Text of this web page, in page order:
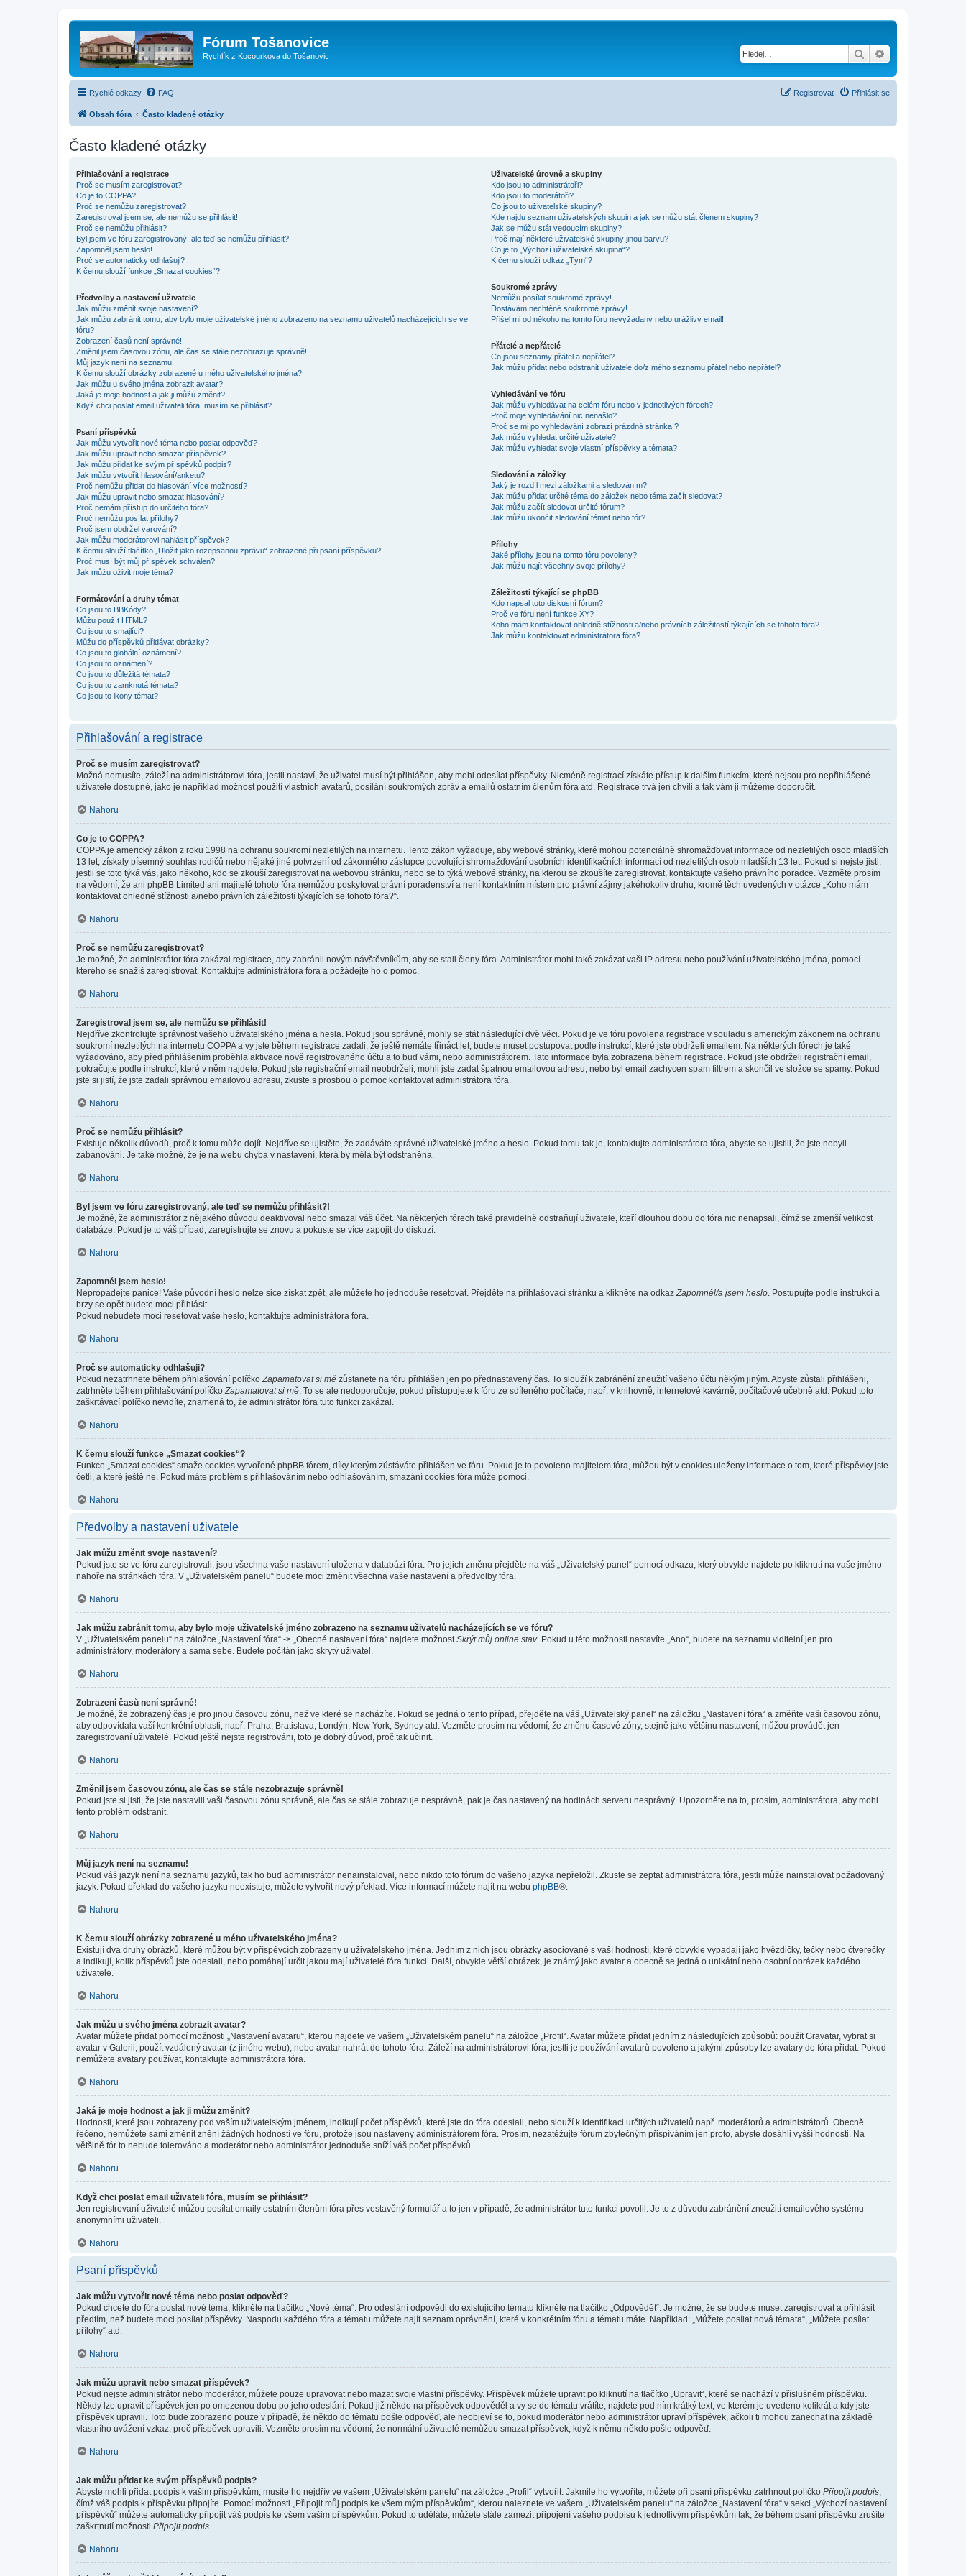
Fórum Tošanovice
Rychlík z Kocourkova do Tošanovic Hledat
Rychlé odkazy FAQ Přihlásit se
Registrovat
Obsah fóra Často kladené otázky
Často kladené otázky
Přihlašování a registrace
Proč se musím zaregistrovat?
Co je to COPPA?
Proč se nemůžu zaregistrovat?
Zaregistroval jsem se, ale nemůžu se přihlásit!
Proč se nemůžu přihlásit?
Byl jsem ve fóru zaregistrovaný, ale teď se nemůžu přihlásit?!
Zapomněl jsem heslo!
Proč se automaticky odhlašuji?
K čemu slouží funkce „Smazat cookies“?
Předvolby a nastavení uživatele
Jak můžu změnit svoje nastavení?
Jak můžu zabránit tomu, aby bylo moje uživatelské jméno zobrazeno na seznamu uživatelů nacházejících se ve
fóru?
Zobrazení časů není správné!
Změnil jsem časovou zónu, ale čas se stále nezobrazuje správně!
Můj jazyk není na seznamu!
K čemu slouží obrázky zobrazené u mého uživatelského jména?
Jak můžu u svého jména zobrazit avatar?
Jaká je moje hodnost a jak ji můžu změnit?
Když chci poslat email uživateli fóra, musím se přihlásit?
Psaní příspěvků
Jak můžu vytvořit nové téma nebo poslat odpověď?
Jak můžu upravit nebo smazat příspěvek?
Jak můžu přidat ke svým příspěvků podpis?
Jak můžu vytvořit hlasování/anketu?
Proč nemůžu přidat do hlasování více možností?
Jak můžu upravit nebo smazat hlasování?
Proč nemám přístup do určitého fóra?
Proč nemůžu posílat přílohy?
Proč jsem obdržel varování?
Jak můžu moderátorovi nahlásit příspěvek?
K čemu slouží tlačítko „Uložit jako rozepsanou zprávu“ zobrazené při psaní příspěvku?
Proč musí být můj příspěvek schválen?
Jak můžu oživit moje téma?
Formátování a druhy témat
Co jsou to BBKódy?
Můžu použít HTML?
Co jsou to smajlíci?
Můžu do příspěvků přidávat obrázky?
Co jsou to globální oznámení?
Co jsou to oznámení?
Co jsou to důležitá témata?
Co jsou to zamknutá témata?
Co jsou to ikony témat?
Uživatelské úrovně a skupiny
Kdo jsou to administrátoři?
Kdo jsou to moderátoři?
Co jsou to uživatelské skupiny?
Kde najdu seznam uživatelských skupin a jak se můžu stát členem skupiny?
Jak se můžu stát vedoucím skupiny?
Proč mají některé uživatelské skupiny jinou barvu?
Co je to „Výchozí uživatelská skupina“?
K čemu slouží odkaz „Tým“?
Soukromé zprávy
Nemůžu posílat soukromé zprávy!
Dostávám nechtěné soukromé zprávy!
Přišel mi od někoho na tomto fóru nevyžádaný nebo urážlivý email!
Přátelé a nepřátelé
Co jsou seznamy přátel a nepřátel?
Jak můžu přidat nebo odstranit uživatele do/z mého seznamu přátel nebo nepřátel?
Vyhledávání ve fóru
Jak můžu vyhledávat na celém fóru nebo v jednotlivých fórech?
Proč moje vyhledávání nic nenašlo?
Proč se mi po vyhledávání zobrazí prázdná stránka!?
Jak můžu vyhledat určité uživatele?
Jak můžu vyhledat svoje vlastní příspěvky a témata?
Sledování a záložky
Jaký je rozdíl mezi záložkami a sledováním?
Jak můžu přidat určité téma do záložek nebo téma začít sledovat?
Jak můžu začít sledovat určité fórum?
Jak můžu ukončit sledování témat nebo fór?
Přílohy
Jaké přílohy jsou na tomto fóru povoleny?
Jak můžu najít všechny svoje přílohy?
Záležitosti týkající se phpBB
Kdo napsal toto diskusní fórum?
Proč ve fóru není funkce XY?
Koho mám kontaktovat ohledně stížnosti a/nebo právních záležitostí týkajících se tohoto fóra?
Jak můžu kontaktovat administrátora fóra?
Přihlašování a registrace
Proč se musím zaregistrovat?
Možná nemusíte, záleží na administrátorovi fóra, jestli nastaví, že uživatel musí být přihlášen, aby mohl odesílat příspěvky. Nicméně registrací získáte přístup k dalším funkcím, které nejsou pro nepřihlášené
uživatele dostupné, jako je například možnost použití vlastních avatarů, posílání soukromých zpráv a emailů ostatním členům fóra atd. Registrace trvá jen chvíli a tak vám ji můžeme doporučit.
Nahoru
Co je to COPPA?
COPPA je americký zákon z roku 1998 na ochranu soukromí nezletilých na internetu. Tento zákon vyžaduje, aby webové stránky, které mohou potenciálně shromažďovat informace od nezletilých osob mladších
13 let, získaly písemný souhlas rodičů nebo nějaké jiné potvrzení od zákonného zástupce povolující shromažďování osobních identifikačních informací od nezletilých osob mladších 13 let. Pokud si nejste jisti,
jestli se toto týká vás, jako někoho, kdo se zkouší zaregistrovat na webovou stránku, nebo se to týká webové stránky, na kterou se zkoušíte zaregistrovat, kontaktujte vašeho právního poradce. Vezměte prosím
na vědomí, že ani phpBB Limited ani majitelé tohoto fóra nemůžou poskytovat právní poradenství a není kontaktním místem pro právní zájmy jakéhokoliv druhu, kromě těch uvedených v otázce „Koho mám
kontaktovat ohledně stížnosti a/nebo právních záležitostí týkajících se tohoto fóra?“.
Nahoru
Proč se nemůžu zaregistrovat?
Je možné, že administrátor fóra zakázal registrace, aby zabránil novým návštěvníkům, aby se stali členy fóra. Administrátor mohl také zakázat vaši IP adresu nebo používání uživatelského jména, pomocí
kterého se snažíš zaregistrovat. Kontaktujte administrátora fóra a požádejte ho o pomoc.
Nahoru
Zaregistroval jsem se, ale nemůžu se přihlásit!
Nejdříve zkontrolujte správnost vašeho uživatelského jména a hesla. Pokud jsou správné, mohly se stát následující dvě věci. Pokud je ve fóru povolena registrace v souladu s americkým zákonem na ochranu
soukromí nezletilých na internetu COPPA a vy jste během registrace zadali, že ještě nemáte třináct let, budete muset postupovat podle instrukcí, které jste obdrželi emailem. Na některých fórech je také
vyžadováno, aby před přihlášením proběhla aktivace nově registrovaného účtu a to buď vámi, nebo administrátorem. Tato informace byla zobrazena během registrace. Pokud jste obdrželi registrační email,
pokračujte podle instrukcí, které v něm najdete. Pokud jste registrační email neobdrželi, mohli jste zadat špatnou emailovou adresu, nebo byl email zachycen spam filtrem a skončil ve složce se spamy. Pokud
jste si jistí, že jste zadali správnou emailovou adresu, zkuste s prosbou o pomoc kontaktovat administrátora fóra.
Nahoru
Proč se nemůžu přihlásit?
Existuje několik důvodů, proč k tomu může dojít. Nejdříve se ujistěte, že zadáváte správné uživatelské jméno a heslo. Pokud tomu tak je, kontaktujte administrátora fóra, abyste se ujistili, že jste nebyli
zabanováni. Je také možné, že je na webu chyba v nastavení, která by měla být odstraněna.
Nahoru
Byl jsem ve fóru zaregistrovaný, ale teď se nemůžu přihlásit?!
Je možné, že administrátor z nějakého důvodu deaktivoval nebo smazal váš účet. Na některých fórech také pravidelně odstraňují uživatele, kteří dlouhou dobu do fóra nic nenapsali, čímž se zmenší velikost
databáze. Pokud je to váš případ, zaregistrujte se znovu a pokuste se více zapojit do diskuzí.
Nahoru
Zapomněl jsem heslo!
Nepropadejte panice! Vaše původní heslo nelze sice získat zpět, ale můžete ho jednoduše resetovat. Přejděte na přihlašovací stránku a klikněte na odkaz Zapomněl/a jsem heslo . Postupujte podle instrukcí a
brzy se opět budete moci přihlásit.
Pokud nebudete moci resetovat vaše heslo, kontaktujte administrátora fóra.
Nahoru
Proč se automaticky odhlašuji?
Pokud nezatrhnete během přihlašování políčko Zapamatovat si mě zůstanete na fóru přihlášen jen po přednastavený čas. To slouží k zabránění zneužití vašeho účtu někým jiným. Abyste zůstali přihlášeni,
zatrhněte během přihlašování políčko Zapamatovat si mě . To se ale nedoporučuje, pokud přistupujete k fóru ze sdíleného počítače, např. v knihovně, internetové kavárně, počítačové učebně atd. Pokud toto
zaškrtávací políčko nevidíte, znamená to, že administrátor fóra tuto funkci zakázal.
Nahoru
K čemu slouží funkce „Smazat cookies“?
Funkce „Smazat cookies“ smaže cookies vytvořené phpBB fórem, díky kterým zůstáváte přihlášen ve fóru. Pokud je to povoleno majitelem fóra, můžou být v cookies uloženy informace o tom, které příspěvky jste
četli, a které ještě ne. Pokud máte problém s přihlašováním nebo odhlašováním, smazání cookies fóra může pomoci.
Nahoru
Předvolby a nastavení uživatele
Jak můžu změnit svoje nastavení?
Pokud jste se ve fóru zaregistrovali, jsou všechna vaše nastavení uložena v databázi fóra. Pro jejich změnu přejděte na váš „Uživatelský panel“ pomocí odkazu, který obvykle najdete po kliknutí na vaše jméno
nahoře na stránkách fóra. V „Uživatelském panelu“ budete moci změnit všechna vaše nastavení a předvolby fóra.
Nahoru
Jak můžu zabránit tomu, aby bylo moje uživatelské jméno zobrazeno na seznamu uživatelů nacházejících se ve fóru?
V „Uživatelském panelu“ na záložce „Nastavení fóra“ -> „Obecné nastavení fóra“ najdete možnost Skrýt můj online stav. Pokud u této možnosti nastavíte „Ano“, budete na seznamu viditelní jen pro
administrátory, moderátory a sama sebe. Budete počítán jako skrytý uživatel.
Nahoru
Zobrazení časů není správné!
Je možné, že zobrazený čas je pro jinou časovou zónu, než ve které se nacházíte. Pokud se jedná o tento případ, přejděte na váš „Uživatelský panel“ na záložku „Nastavení fóra“ a změňte vaši časovou zónu,
aby odpovídala vaší konkrétní oblasti, např. Praha, Bratislava, Londýn, New York, Sydney atd. Vezměte prosím na vědomí, že změnu časové zóny, stejně jako většinu nastavení, můžou provádět jen
zaregistrovaní uživatelé. Pokud ještě nejste registrováni, toto je dobrý důvod, proč tak učinit.
Nahoru
Změnil jsem časovou zónu, ale čas se stále nezobrazuje správně!
Pokud jste si jisti, že jste nastavili vaši časovou zónu správně, ale čas se stále zobrazuje nesprávně, pak je čas nastavený na hodinách serveru nesprávný. Upozorněte na to, prosím, administrátora, aby mohl
tento problém odstranit.
Nahoru
Můj jazyk není na seznamu!
Pokud váš jazyk není na seznamu jazyků, tak ho buď administrátor nenainstaloval, nebo nikdo toto fórum do vašeho jazyka nepřeložil. Zkuste se zeptat administrátora fóra, jestli může nainstalovat požadovaný
jazyk. Pokud překlad do vašeho jazyku neexistuje, můžete vytvořit nový překlad. Více informací můžete najít na webu phpBB®.
Nahoru
K čemu slouží obrázky zobrazené u mého uživatelského jména?
Existují dva druhy obrázků, které můžou být v příspěvcích zobrazeny u uživatelského jména. Jedním z nich jsou obrázky asociované s vaší hodností, které obvykle vypadají jako hvězdičky, tečky nebo čtverečky
a indikují, kolik příspěvků jste odeslali, nebo pomáhají určit jakou mají uživatelé fóra funkci. Další, obvykle větší obrázek, je známý jako avatar a obecně se jedná o unikátní nebo osobní obrázek každého
uživatele.
Nahoru
Jak můžu u svého jména zobrazit avatar?
Avatar můžete přidat pomocí možnosti „Nastavení avataru“, kterou najdete ve vašem „Uživatelském panelu“ na záložce „Profil“. Avatar můžete přidat jedním z následujících způsobů: použít Gravatar, vybrat si
avatar v Galerii, použít vzdálený avatar (z jiného webu), nebo avatar nahrát do tohoto fóra. Záleží na administrátorovi fóra, jestli je používání avatarů povoleno a jakými způsoby lze avatary do fóra přidat. Pokud
nemůžete avatary používat, kontaktujte administrátora fóra.
Nahoru
Jaká je moje hodnost a jak ji můžu změnit?
Hodnosti, které jsou zobrazeny pod vaším uživatelským jménem, indikují počet příspěvků, které jste do fóra odeslali, nebo slouží k identifikaci určitých uživatelů např. moderátorů a administrátorů. Obecně
řečeno, nemůžete sami změnit znění žádných hodností ve fóru, protože jsou nastaveny administrátorem fóra. Prosím, nezatěžujte fórum zbytečným přispíváním jen proto, abyste dosáhli vyšší hodnosti. Na
většině fór to nebude tolerováno a moderátor nebo administrátor jednoduše sníží váš počet příspěvků.
Nahoru
Když chci poslat email uživateli fóra, musím se přihlásit?
Jen registrovaní uživatelé můžou posílat emaily ostatním členům fóra přes vestavěný formulář a to jen v případě, že administrátor tuto funkci povolil. Je to z důvodu zabránění zneužití emailového systému
anonymními uživateli.
Nahoru
Psaní příspěvků
Jak můžu vytvořit nové téma nebo poslat odpověď?
Pokud chcete do fóra poslat nové téma, klikněte na tlačítko „Nové téma“. Pro odeslání odpovědi do existujícího tématu klikněte na tlačítko „Odpovědět“. Je možné, že se budete muset zaregistrovat a přihlásit
předtím, než budete moci posílat příspěvky. Naspodu každého fóra a tématu můžete najít seznam oprávnění, které v konkrétním fóru a tématu máte. Například: „Můžete posílat nová témata“, „Můžete posílat
přílohy“ atd.
Nahoru
Jak můžu upravit nebo smazat příspěvek?
Pokud nejste administrátor nebo moderátor, můžete pouze upravovat nebo mazat svoje vlastní příspěvky. Příspěvek můžete upravit po kliknutí na tlačítko „Upravit“, které se nachází v příslušném příspěvku.
Někdy lze upravit příspěvek jen po omezenou dobu po jeho odeslání. Pokud již někdo na příspěvek odpověděl a vy se do tématu vrátíte, najdete pod ním krátký text, ve kterém je uvedeno kolikrát a kdy jste
příspěvek upravili. Toto bude zobrazeno pouze v případě, že někdo do tématu pošle odpověď, ale neobjeví se to, pokud moderátor nebo administrátor upraví příspěvek, ačkoli ti mohou zanechat na základě
vlastního uvážení vzkaz, proč příspěvek upravili. Vezměte prosím na vědomí, že normální uživatelé nemůžou smazat příspěvek, když k němu někdo pošle odpověď.
Nahoru
Jak můžu přidat ke svým příspěvků podpis?
Abyste mohli přidat podpis k vašim příspěvkům, musíte ho nejdřív ve vašem „Uživatelském panelu“ na záložce „Profil“ vytvořit. Jakmile ho vytvoříte, můžete při psaní příspěvku zatrhnout políčko Připojit podpis
čímž váš podpis k příspěvku připojíte. Pomocí možnosti „Připojit můj podpis ke všem mým příspěvkům“, kterou naleznete ve vašem „Uživatelském panelu“ na záložce „Nastavení fóra“ v sekci „Výchozí nastavení
příspěvků“ můžete automaticky připojit váš podpis ke všem vašim příspěvkům. Pokud to uděláte, můžete stále zamezit připojení vašeho podpisu k jednotlivým příspěvkům tak, že během psaní příspěvku zrušíte
zaškrtnutí možnosti Připojit podpis
Nahoru